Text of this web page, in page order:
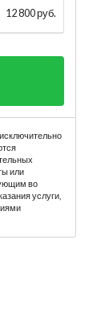
12 800 руб.
или
во
услуги,